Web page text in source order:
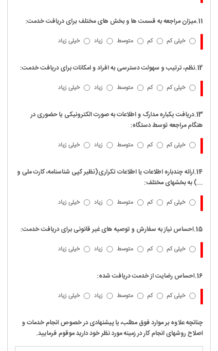
11.میزان مراجعه به قسمت ها و بخش های مختلف برای دریافت خدمت:
خیلی کم کم متوسط زیاد خیلی زیاد
12.نظم، ترتیب و سهولت دسترسی به افراد و امکانات برای دریافت خدمت:
خیلی کم کم متوسط زیاد خیلی زیاد
13.دریافت یکباره مدارک و اطلاعات به صورت الکترونیکی یا حضوری در
هنگام مراجعه توسط دستگاه:
خیلی کم کم متوسط زیاد خیلی زیاد
14.ارائه چندباره اطلاعات یا اطلاعات تکراری(نظیر کپی شناسنامه، کارت ملی و
...) به بخشهای مختلف:
خیلی کم کم متوسط زیاد خیلی زیاد
15.احساس نیاز به سفارش و توصیه های غیر قانونی برای دریافت خدمت:
خیلی کم کم متوسط زیاد خیلی زیاد
16.احساس رضایت از خدمت دریافت شده:
خیلی کم کم متوسط زیاد خیلی زیاد
چنانچه علاوه بر موارد فوق مطلب، یا پیشنهادی در خصوص انجام خدمات و
اصلاح روشهای انجام کار در زمینه مورد نظر خود دارید موقوم فرمایید.